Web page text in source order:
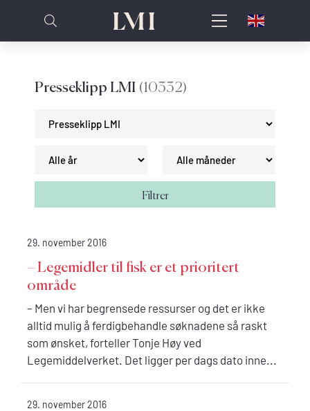
Presseklipp LMI (10332)
Filtrer
29. november 2016
– Legemidler til fisk er et prioritert
område
– Men vi har begrensede ressurser og det er ikke
alltid mulig å ferdigbehandle søknadene så raskt
som ønsket, forteller Tonje Høy ved
Legemiddelverket. Det ligger per dags dato inne...
29. november 2016